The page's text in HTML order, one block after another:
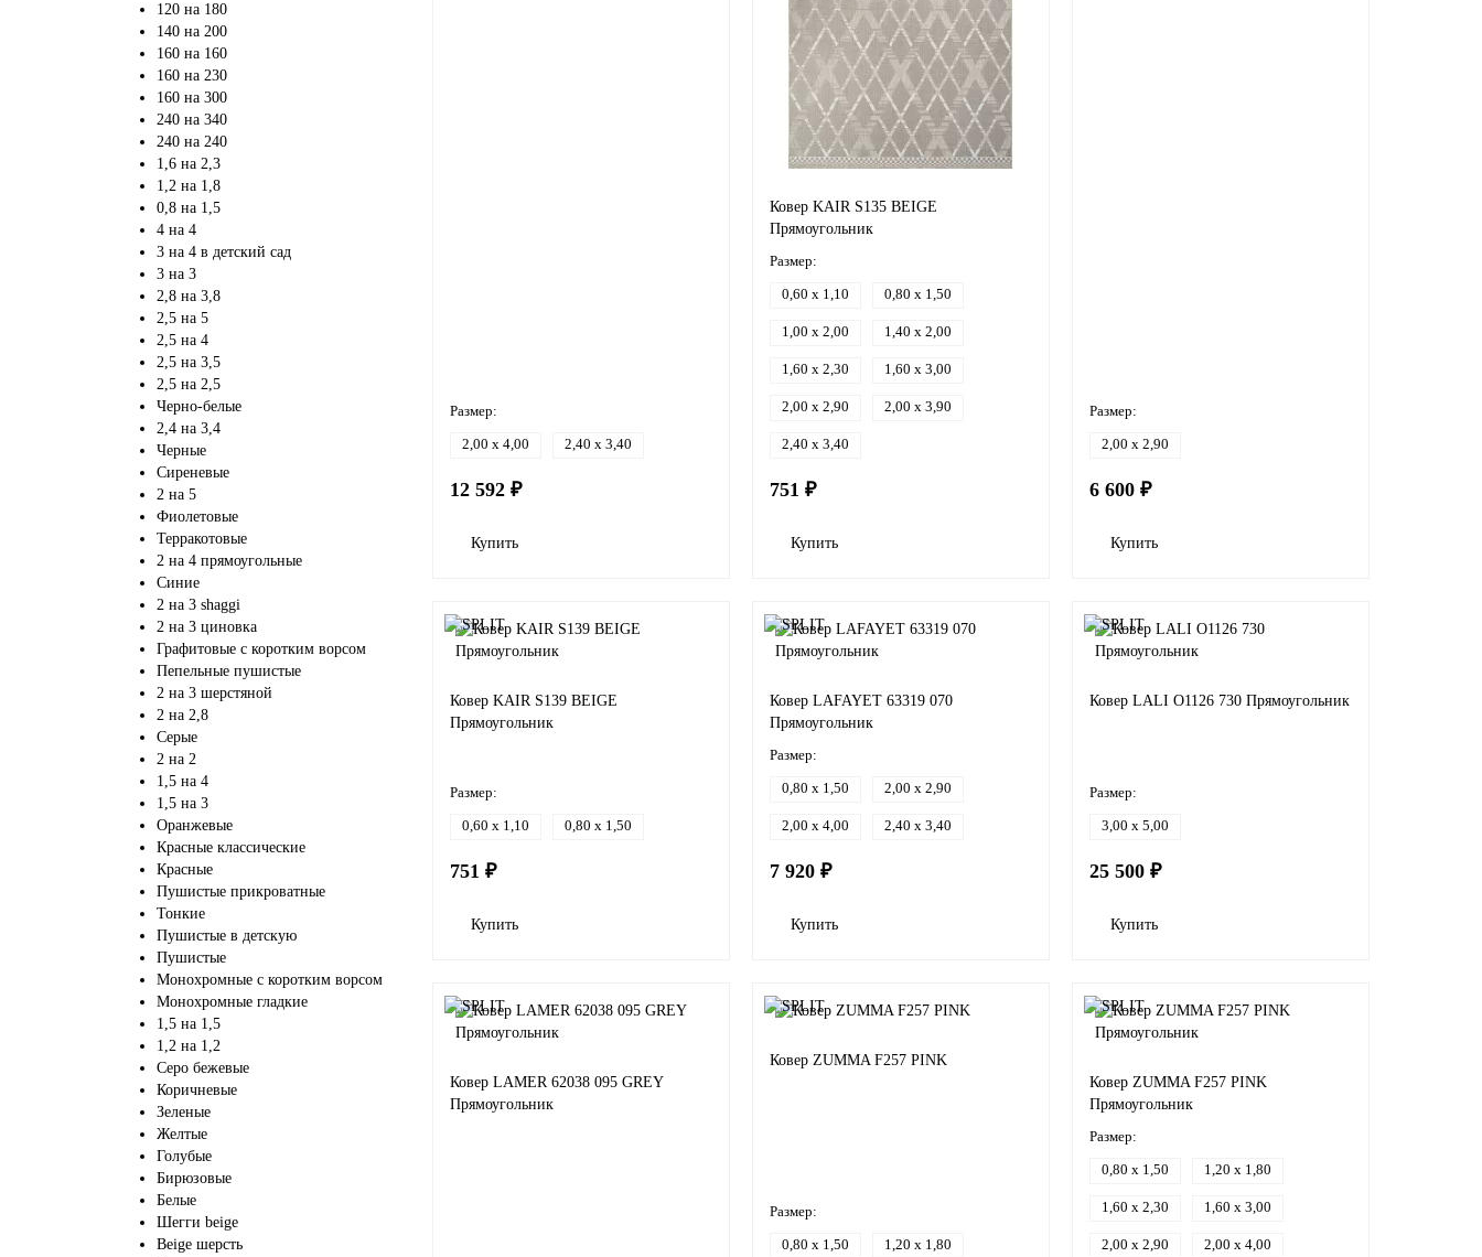
120 на 180
140 на 200
160 на 160
160 на 230
160 на 300
240 на 340
240 на 240
1,6 на 2,3
1,2 на 1,8
0,8 на 1,5
4 на 4
3 на 4 в детский сад
3 на 3
2,8 на 3,8
2,5 на 5
2,5 на 4
2,5 на 3,5
2,5 на 2,5
Черно-белые
2,4 на 3,4
Черные
Сиреневые
2 на 5
Фиолетовые
Терракотовые
2 на 4 прямоугольные
Синие
2 на 3 shaggi
2 на 3 циновка
Графитовые с коротким ворсом
Пепельные пушистые
2 на 3 шерстяной
2 на 2,8
Серые
2 на 2
1,5 на 4
1,5 на 3
Оранжевые
Красные классические
Красные
Пушистые прикроватные
Тонкие
Пушистые в детскую
Пушистые
Монохромные с коротким ворсом
Монохромные гладкие
1,5 на 1,5
1,2 на 1,2
Серо бежевые
Коричневые
Зеленые
Желтые
Голубые
Бирюзовые
Белые
Шегги beige
Beige шерсть
Размер:
2,00 x 4,00 2,40 x 3,40
12 592 ₽
Купить
Ковер KAIR S135 BEIGE
Прямоугольник
Размер:
0,60 x 1,10 0,80 x 1,50
1,00 x 2,00 1,40 x 2,00
1,60 x 2,30 1,60 x 3,00
2,00 x 2,90 2,00 x 3,90
2,40 x 3,40
751 ₽
Купить
Размер:
2,00 x 2,90
6 600 ₽
Купить
Ковер KAIR S139 BEIGE
Прямоугольник
Размер:
0,60 x 1,10 0,80 x 1,50
751 ₽
Купить
Ковер LAFAYET 63319 070
Прямоугольник
Размер:
0,80 x 1,50 2,00 x 2,90
2,00 x 4,00 2,40 x 3,40
7 920 ₽
Купить
Ковер LALI O1126 730 Прямоугольник
Размер:
3,00 x 5,00
25 500 ₽
Купить
Ковер LAMER 62038 095 GREY
Прямоугольник
Ковер ZUMMA F257 PINK
Размер:
0,80 x 1,50 1,20 x 1,80
Ковер ZUMMA F257 PINK
Прямоугольник
Размер:
0,80 x 1,50 1,20 x 1,80
1,60 x 2,30 1,60 x 3,00
2,00 x 2,90 2,00 x 4,00